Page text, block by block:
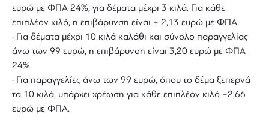
ευρώ με ΦΠΑ 24%, για δέματα μέχρι 3 κιλά. Για κάθε
επιπλέον κιλό, η επιβάρυνση είναι + 2,13 ευρώ με ΦΠΑ.
· Για δέματα μέχρι 10 κιλά καλάθι και σύνολο παραγγελίας
άνω των 99 ευρώ, η επιβάρυνση είναι 3,20 ευρώ με ΦΠΑ
24%.
· Για παραγγελίες άνω των 99 ευρώ, όπου το δέμα ξεπερνά
τα 10 κιλά, υπάρχει χρέωση για κάθε επιπλέον κιλό +2,66
ευρώ με ΦΠΑ.